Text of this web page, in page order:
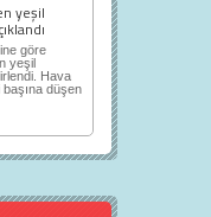
yeşil
göre
yeşil
Hava
düşen